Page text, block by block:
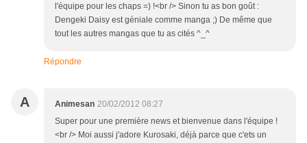
l'équipe pour les chaps =) !<br /> Sinon tu as bon goût :
Dengeki Daisy est géniale comme manga ;) De même que
tout les autres mangas que tu as cités ^_^
Répondre
A Animesan 20/02/2012 08:27
Super pour une première news et bienvenue dans l'équipe !
<br /> Moi aussi j'adore Kurosaki, déjà parce que c'ets un